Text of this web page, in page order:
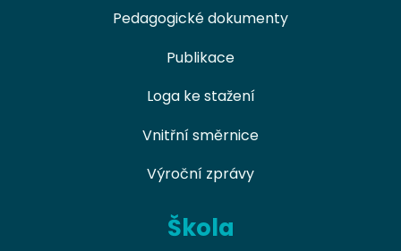
Pedagogické dokumenty
Publikace
Loga ke stažení
Vnitřní směrnice
Výroční zprávy
Škola